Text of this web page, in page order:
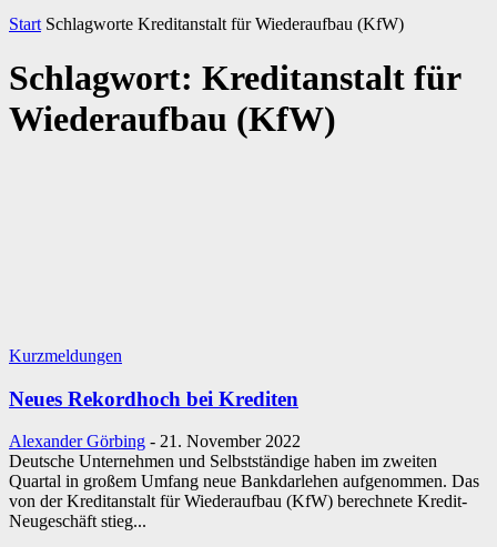
Start Schlagworte Kreditanstalt für Wiederaufbau (KfW)
Schlagwort: Kreditanstalt für
Wiederaufbau (KfW)
Kurzmeldungen
Neues Rekordhoch bei Krediten
Alexander Görbing - 21. November 2022
Deutsche Unternehmen und Selbstständige haben im zweiten
Quartal in großem Umfang neue Bankdarlehen aufgenommen. Das
von der Kreditanstalt für Wiederaufbau (KfW) berechnete Kredit-
Neugeschäft stieg...